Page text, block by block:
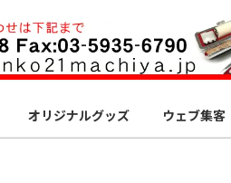
オリジナルグッズ ウェブ集客